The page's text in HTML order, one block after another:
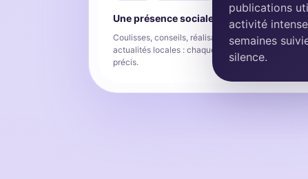
Une présence sociale pensée pour durer
Coulisses, conseils, réalisations, équipe, offres et
actualités locales : chaque contenu possède un
précis.
publications
activité
semaines
silence.